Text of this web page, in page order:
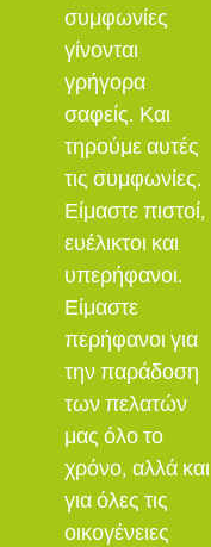
συμφωνίες
γίνονται
γρήγορα
σαφείς. Και
τηρούμε αυτές
τις συμφωνίες.
Είμαστε πιστοί,
ευέλικτοι και
υπερήφανοι.
Είμαστε
περήφανοι για
την παράδοση
των πελατών
μας όλο το
χρόνο, αλλά και
για όλες τις
οικογένειες